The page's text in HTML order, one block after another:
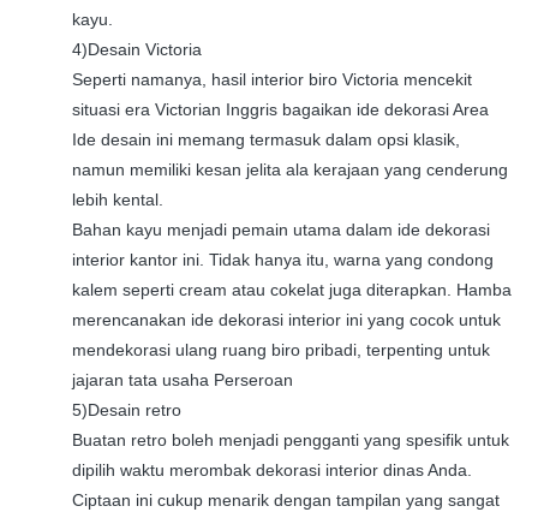
kayu.
4)Desain Victoria
Seperti namanya, hasil interior biro Victoria mencekit
situasi era Victorian Inggris bagaikan ide dekorasi Area
Ide desain ini memang termasuk dalam opsi klasik,
namun memiliki kesan jelita ala kerajaan yang cenderung
lebih kental.
Bahan kayu menjadi pemain utama dalam ide dekorasi
interior kantor ini. Tidak hanya itu, warna yang condong
kalem seperti cream atau cokelat juga diterapkan. Hamba
merencanakan ide dekorasi interior ini yang cocok untuk
mendekorasi ulang ruang biro pribadi, terpenting untuk
jajaran tata usaha Perseroan
5)Desain retro
Buatan retro boleh menjadi pengganti yang spesifik untuk
dipilih waktu merombak dekorasi interior dinas Anda.
Ciptaan ini cukup menarik dengan tampilan yang sangat